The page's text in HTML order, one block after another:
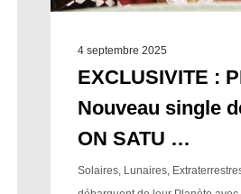
4 septembre 2025
EXCLUSIVITE :
Nouveau single
ON SATU …
Solaires, Lunaires,